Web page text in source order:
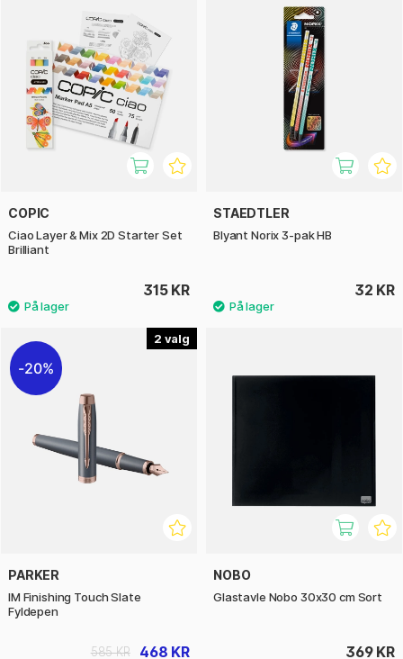
COPIC
Ciao Layer & Mix 2D Starter Set
Brilliant
315 KR
STAEDTLER
Blyant Norix 3-pak HB
32 KR
2
20%
PARKER
IM Finishing Touch Slate
Fyldepen
468 KR
585 KR
NOBO
Glastavle Nobo 30x30 cm Sort
369 KR